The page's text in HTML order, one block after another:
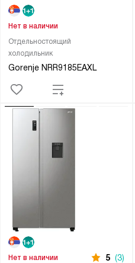
Отдельностоящий
холодильник
Gorenje NRR9185EAXL
Нет в наличии
Нет в наличии 5 (3)